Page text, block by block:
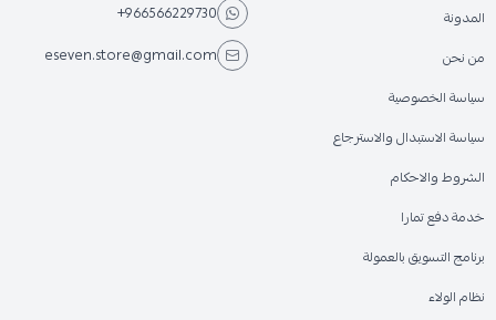
المدونة
من نحن
سياسة الخصوصية
سياسة الاستبدال والاسترجاع
الشروط والاحكام
خدمة دفع تمارا
برنامج التسويق بالعمولة
نظام الولاء
+966566229730
eseven.store@gmail.com